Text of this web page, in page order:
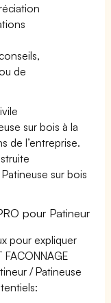
de
sur bois à la
de l’entreprise.
sur bois
pour Patineur
pour expliquer
/ Patineuse